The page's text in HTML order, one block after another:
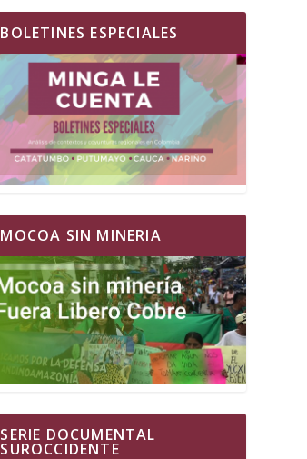
BOLETINES ESPECIALES
MOCOA SIN MINERIA
SERIE DOCUMENTAL
SUROCCIDENTE